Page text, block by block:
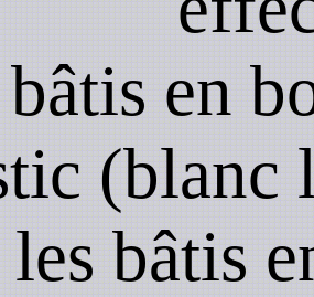
en
(blanc
bâtis